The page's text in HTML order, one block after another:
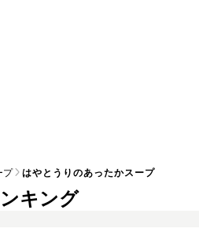
プ はやとうりのあったかスープ
キング